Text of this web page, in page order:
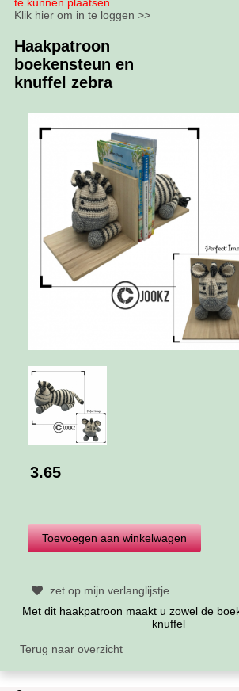
Klik hier om in te loggen >>
Haakpatroon
boekensteun en
knuffel zebra
3.65
zet op mijn verlanglijstje
Met dit haakpatroon maakt u zowel de
knuffel
Terug naar overzicht